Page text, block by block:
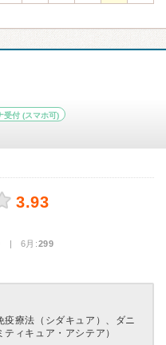
受付 (スマホ可)
3.93
| 6月:299
疫療法（シダキュア）、ダニ
ィキュア・アシテア）